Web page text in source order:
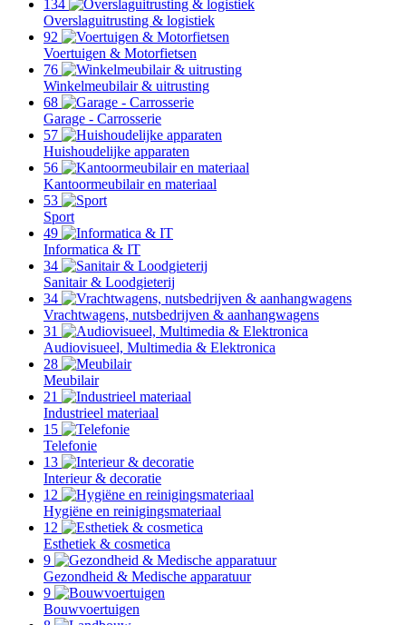
134
Overslaguitrusting & logistiek
92
Voertuigen & Motorfietsen
76
Winkelmeubilair & uitrusting
68
Garage - Carrosserie
57
Huishoudelijke apparaten
56
Kantoormeubilair en materiaal
53
Sport
49
Informatica & IT
34
Sanitair & Loodgieterij
34
Vrachtwagens, nutsbedrijven & aanhangwagens
31
Audiovisueel, Multimedia & Elektronica
28
Meubilair
21
Industrieel materiaal
15
Telefonie
13
Interieur & decoratie
12
Hygiëne en reinigingsmateriaal
12
Esthetiek & cosmetica
9
Gezondheid & Medische apparatuur
9
Bouwvoertuigen